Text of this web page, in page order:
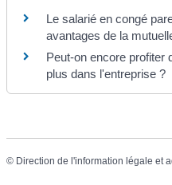
Le salarié en congé
avantages de la
Peut-on encore profiter
plus dans l'entreprise ?
© Direction de l'information légale et